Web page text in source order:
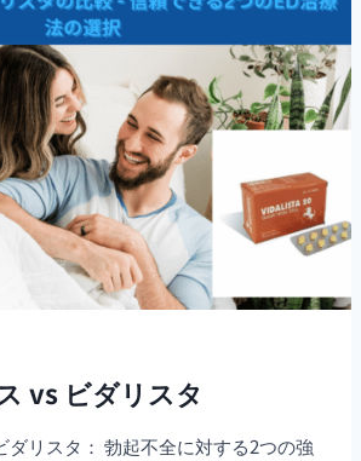
vs ビダリスタ
ダリスタ： 勃起不全に対する2つの強